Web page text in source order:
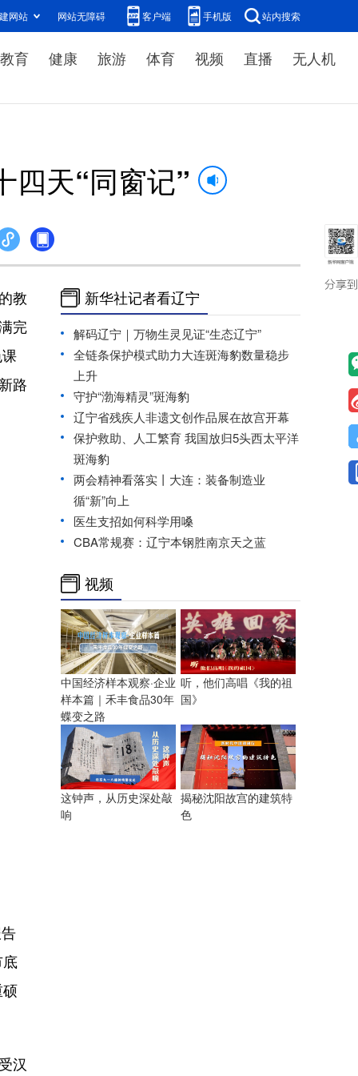
网站 网站无障碍 客户端 手机版 站内搜索
教育 健康 旅游 体育 视频 直播 无人机
天“同窗记”
教
完
路
汉
新华社记者看辽宁
解码辽宁｜万物生灵见证“生态辽宁”
全链条保护模式助力大连斑海豹数量稳步
上升
守护“渤海精灵”斑海豹
辽宁省残疾人非遗文创作品展在故宫开幕
保护救助、人工繁育 我国放归5头西太平洋
斑海豹
两会精神看落实丨大连：装备制造业
循“新”向上
医生支招如何科学用嗓
CBA常规赛：辽宁本钢胜南京天之蓝
视频
中国经济样本观察·企业
样本篇｜禾丰食品30年
蝶变之路
听，他们高唱《我的祖
国》
这钟声，从历史深处敲
响
揭秘沈阳故宫的建筑特
色